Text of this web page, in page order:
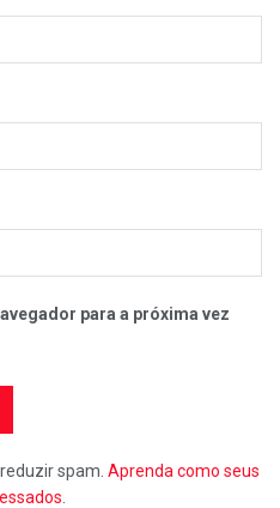
para a próxima vez
spam. Aprenda como seus